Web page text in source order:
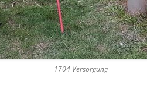
1704 Versorgung